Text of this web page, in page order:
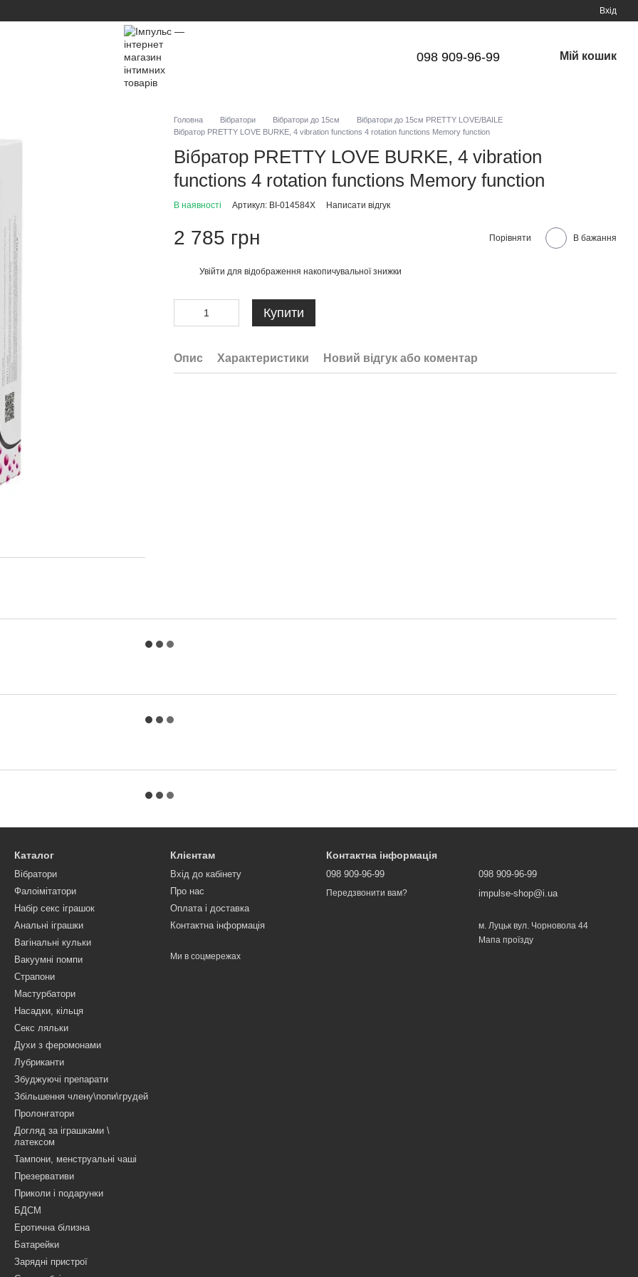
Вхід
098 909-96-99 Мій кошик
Головна Вібратори Вібратори до 15см
Вібратори до 15см PRETTY LOVE/BAILE
Вібратор PRETTY LOVE BURKE, 4 vibration functions 4 rotation functions Memory function
Вібратор PRETTY LOVE BURKE, 4 vibration
functions 4 rotation functions Memory function
В наявності Артикул: BI-014584X Написати відгук
2 785 грн Порівняти В бажання
Увійти для відображення накопичувальної знижки
Купити
Опис Характеристики Новий відгук або коментар
Каталог
Вібратори
Фалоімітатори
Набір секс іграшок
Анальні іграшки
Вагінальні кульки
Вакуумні помпи
Страпони
Мастурбатори
Насадки, кільця
Секс ляльки
Духи з феромонами
Лубриканти
Збуджуючі препарати
Збільшення члену\попи\грудей
Пролонгатори
Догляд за іграшками \
латексом
Тампони, менструальні чаші
Презервативи
Приколи і подарунки
БДСМ
Еротична білизна
Батарейки
Зарядні пристрої
Клієнтам
Вхід до кабінету
Про нас
Оплата і доставка
Контактна інформація
Ми в соцмережах
Контактна інформація
098 909-96-99
Передзвонити вам?
098 909-96-99
impulse-shop@i.ua
м. Луцьк вул. Чорновола 44
Мапа проїзду